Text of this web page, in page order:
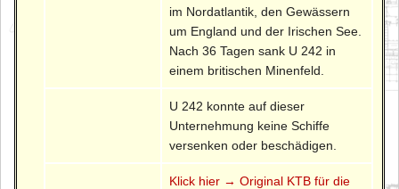
im Nordatlantik, den Gewässern
um England und der Irischen See.
Nach 36 Tagen sank U 242 in
einem britischen Minenfeld.
U 242 konnte auf dieser
Unternehmung keine Schiffe
versenken oder beschädigen.
Klick hier → Original KTB für die